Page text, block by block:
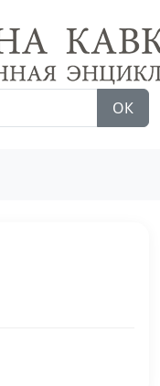
ОК